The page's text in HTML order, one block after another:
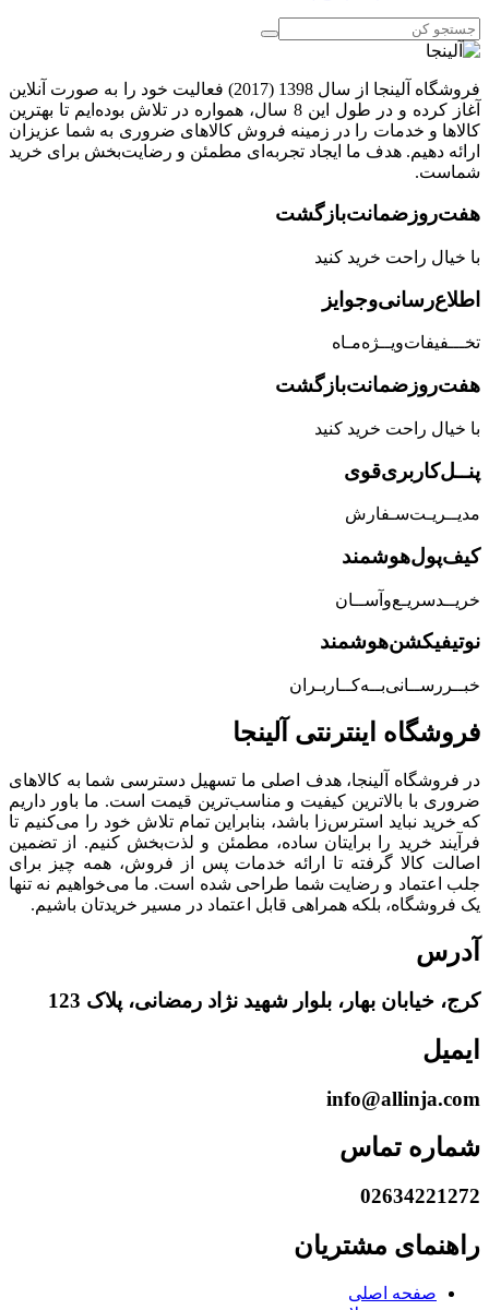
فروشگاه آلینجا از سال 1398 (2017) فعالیت خود را به صورت آنلاین
آغاز کرده و در طول این 8 سال، همواره در تلاش بوده‌ایم تا بهترین
کالاها و خدمات را در زمینه فروش کالاهای ضروری به شما عزیزان
ارائه دهیم. هدف ما ایجاد تجربه‌ای مطمئن و رضایت‌بخش برای خرید
شماست.
هفت‌روز‌ضمانت‌بازگشت
با خیال راحت خرید کنید
اطلاع‌رسانی‌و‌جوایز
تخـــفیفات‌ویــژه‌مـاه
هفت‌روز‌ضمانت‌بازگشت
با خیال راحت خرید کنید
پنــل‌کاربری‌قوی
مدیــریـت‌سـفارش
کیف‌پول‌هوشمند
خریــد‌سریـع‌و‌آســان
نوتیفیکشن‌هوشمند
خبــررســانی‌بــه‌کــاربـران
فروشگاه‌ اینترنتی‌ آلینجا
در فروشگاه آلینجا، هدف اصلی ما تسهیل دسترسی شما به کالاهای
ضروری با بالاترین کیفیت و مناسب‌ترین قیمت است. ما باور داریم
که خرید نباید استرس‌زا باشد، بنابراین تمام تلاش خود را می‌کنیم تا
فرآیند خرید را برایتان ساده، مطمئن و لذت‌بخش کنیم. از تضمین
اصالت کالا گرفته تا ارائه خدمات پس از فروش، همه چیز برای
جلب اعتماد و رضایت شما طراحی شده است. ما می‌خواهیم نه تنها
یک فروشگاه، بلکه همراهی قابل اعتماد در مسیر خریدتان باشیم.
آدرس
کرج، خیابان بهار، بلوار شهید نژاد رمضانی، پلاک 123
ایمیل
info@allinja.com
شماره تماس
02634221272
راهنمای مشتریان
صفحه اصلی